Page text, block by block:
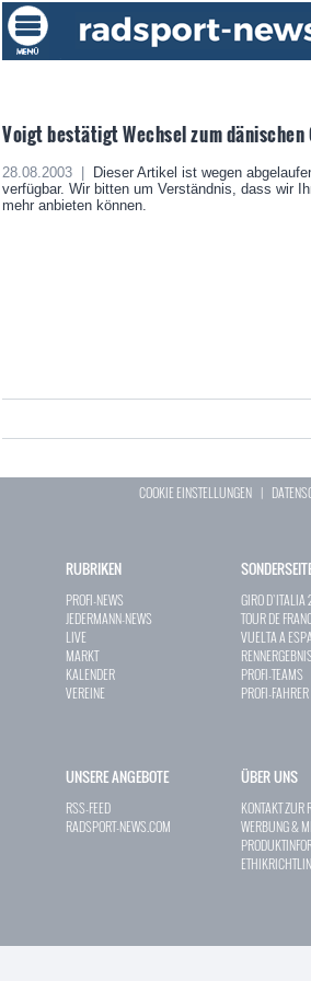
Voigt bestätigt Wechsel zum dänischen
28.08.2003 |
Dieser Artikel ist wegen
verfügbar. Wir bitten um Verständnis, dass wir
mehr anbieten können.
COOKIE EINSTELLUNGEN |
RUBRIKEN
PROFI-NEWS
JEDERMANN-NEWS
LIVE
MARKT
KALENDER
VEREINE
GIRO D`ITALIA
TOUR DE
VUELTA A
PROFI-TEAMS
PROFI-FAHRER
UNSERE ANGEBOTE
RSS-FEED
RADSPORT-NEWS.COM
ÜBER UNS
KONTAKT ZUR
WERBUNG &